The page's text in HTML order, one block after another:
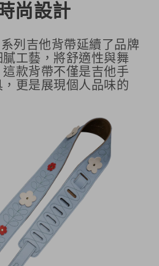
尚設計
列吉他背帶延續了品牌
工藝，將舒適性與舞
款背帶不僅是吉他手
更是展現個人品味的